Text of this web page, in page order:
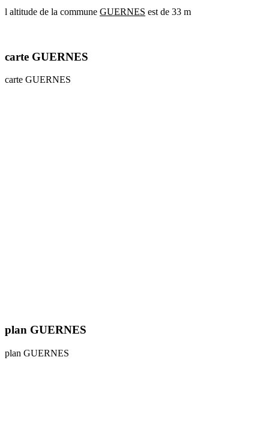
communes
l altitude de la commune GUERNES est de 33 m
carte GUERNES
carte GUERNES
plan GUERNES
plan GUERNES